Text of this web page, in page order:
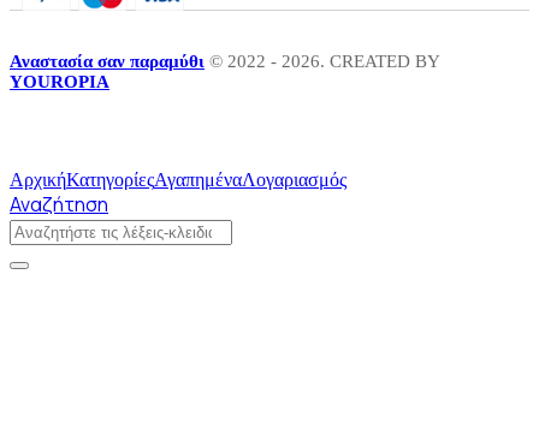
Αναστασία σαν παραμύθι © 2022 - 2026. CREATED BY
YOUROPIA
ΑρχικήΚατηγορίεςΑγαπημέναΛογαριασμός
Αναζήτηση